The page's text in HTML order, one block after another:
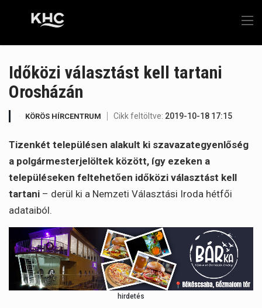
Időközi választást kell tartani
Orosházán
KÖRÖS HÍRCENTRUM Cikk feltöltve: 2019-10-18 17:15
Tizenkét településen alakult ki szavazategyenlőség
a polgármesterjelöltek között, így ezeken a
településeken feltehetően időközi választást kell
tartani – derül ki a Nemzeti Választási Iroda hétfői
adataiból.
hirdetés